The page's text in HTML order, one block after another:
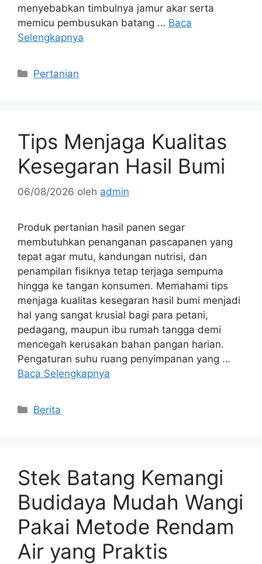
menyebabkan timbulnya jamur akar serta
memicu pembusukan batang … Baca
Selengkapnya
Kategori
Pertanian
Tips Menjaga Kualitas
Kesegaran Hasil Bumi
06/08/2026 oleh admin
Produk pertanian hasil panen segar
membutuhkan penanganan pascapanen yang
tepat agar mutu, kandungan nutrisi, dan
penampilan fisiknya tetap terjaga sempurna
hingga ke tangan konsumen. Memahami tips
menjaga kualitas kesegaran hasil bumi menjadi
hal yang sangat krusial bagi para petani,
pedagang, maupun ibu rumah tangga demi
mencegah kerusakan bahan pangan harian.
Pengaturan suhu ruang penyimpanan yang …
Baca Selengkapnya
Kategori
Berita
Stek Batang Kemangi
Budidaya Mudah Wangi
Pakai Metode Rendam
Air yang Praktis